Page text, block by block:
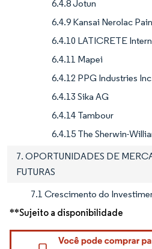
6.4.8 Jotun
6.4.9 Kansai Nerolac
6.4.10 LATICRETE
6.4.11 Mapei
6.4.12 PPG Industries
6.4.13 Sika AG
6.4.14 Tambour
6.4.15 The Sherwin-
7. OPORTUNIDADES DE
FUTURAS
7.1 Crescimento do
**Sujeito a disponibilidade